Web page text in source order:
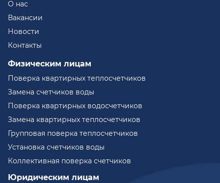
О нас
Вакансии
Новости
Контакты
Физическим лицам
Поверка квартирных теплосчетчиков
Замена счетчиков воды
Поверка квартирных водосчетчиков
Замена квартирных теплосчетчиков
Групповая поверка теплосчетчиков
Установка счетчиков воды
Коллективная поверка счетчиков
Юридическим лицам